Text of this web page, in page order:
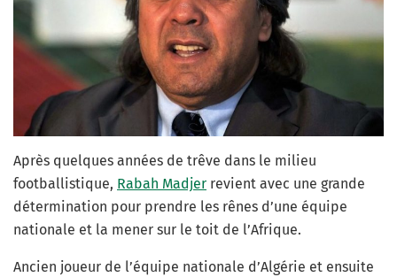
Après quelques années de trêve dans le milieu
footballistique, Rabah Madjer revient avec une grande
détermination pour prendre les rênes d’une équipe
nationale et la mener sur le toit de l’Afrique.
Ancien joueur de l’équipe nationale d’Algérie et ensuite